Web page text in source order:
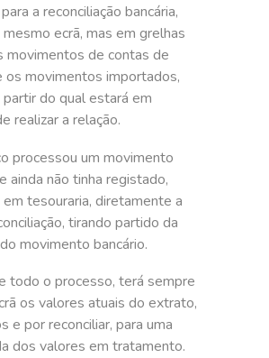
a reconciliação bancária,
ecrã, mas em grelhas
movimentos de contas de
os movimentos importados,
do qual estará em
realizar a relação.
processou um movimento
ainda não tinha registado,
tesouraria, diretamente a
tirando partido da
movimento bancário.
todo o processo, terá sempre
os valores atuais do extrato,
e por reconciliar, para uma
dos valores em tratamento.